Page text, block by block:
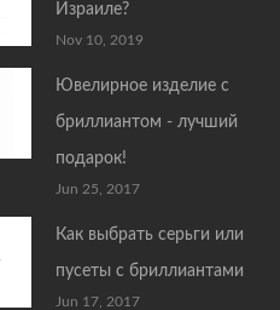
Израиле?
Nov 10, 2019
Ювелирное изделие с
бриллиантом - лучший
подарок!
Jun 25, 2017
Как выбрать серьги или
пусеты с бриллиантами
Jun 17, 2017